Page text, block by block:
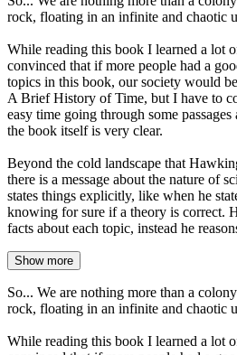
rock, floating in an infinite and chaotic
While reading this book I learned a lot
convinced that if more people had a
topics in this book, our society would
A Brief History of Time, but I have to
easy time going through some
the book itself is very clear.
Beyond the cold landscape that
there is a message about the nature of
states things explicitly, like when he
knowing for sure if a theory is correct.
facts about each topic, instead he
Show more
So... We are nothing more than a
rock, floating in an infinite and chaotic
While reading this book I learned a lot